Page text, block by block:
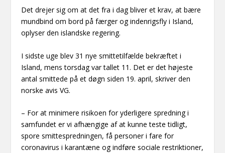
Det drejer sig om at det fra i dag bliver et krav, at bære
mundbind om bord på færger og indenrigsfly i Island,
oplyser den islandske regering.
I sidste uge blev 31 nye smittetilfælde bekræftet i
Island, mens torsdag var tallet 11. Det er det højeste
antal smittede på et døgn siden 19. april, skriver den
norske avis VG.
– For at minimere risikoen for yderligere spredning i
samfundet er vi afhængige af at kunne teste tidligt,
spore smittespredningen, få personer i fare for
coronavirus i karantæne og indføre sociale restriktioner,